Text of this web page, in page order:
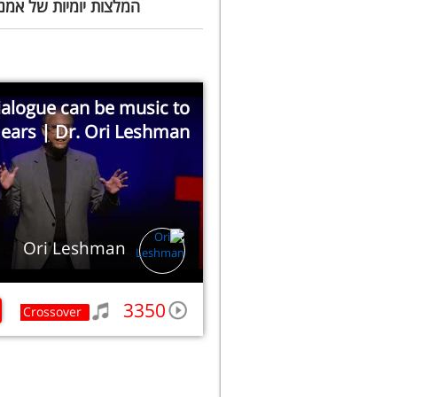
המלצות יומיות של
can be music to
| Dr. Ori Leshman
Ori Leshman
3350
Crossover